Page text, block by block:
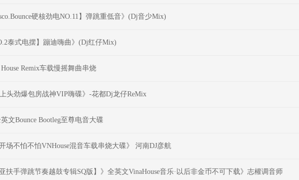
硬核劲电NO.11】弹跳重低音》(Dj音少Mix)
泰式电摆】蹦迪嗨曲》(Dj红仔Mix)
Remix车载慢摇舞曲串烧
头劲爆包房战神VIP嗨碟》-花都Dj龙仔ReMix
文Bounce Bootleg至尊电音大碟
场不怕不怕VNHouse混音车载串烧大碟》 河南DJ彦航
扶手弹跳节奏越鼓专辑SQ版】》全英文VinaHouse音乐·以后非金币不可下载》志權调音师